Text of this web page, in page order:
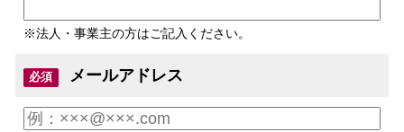
※法人・事業主の方はご記入ください。
必須 メールアドレス